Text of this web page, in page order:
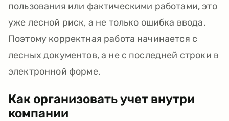
пользования или фактическими работами, это
уже лесной риск, а не только ошибка ввода.
Поэтому корректная работа начинается с
лесных документов, а не с последней строки в
электронной форме.
Как организовать учет внутри
компании